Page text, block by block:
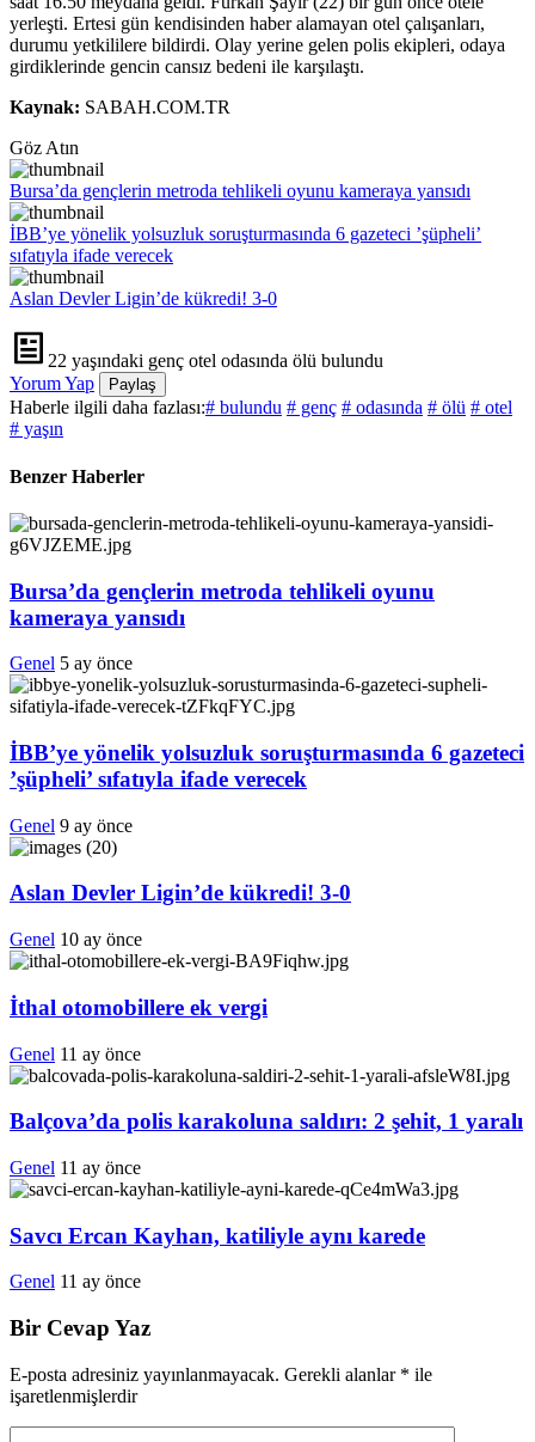
yerleşti. Ertesi gün kendisinden haber alamayan otel çalışanları,
durumu yetkililere bildirdi. Olay yerine gelen polis ekipleri, odaya
girdiklerinde gencin cansız bedeni ile karşılaştı.
Kaynak: SABAH.COM.TR
Göz Atın
Bursa’da gençlerin metroda tehlikeli oyunu kameraya yansıdı
İBB’ye yönelik yolsuzluk soruşturmasında 6 gazeteci ’şüpheli’
sıfatıyla ifade verecek
Aslan Devler Ligin’de kükredi! 3-0
22 yaşındaki genç otel odasında ölü bulundu
Yorum Yap
Paylaş
Haberle ilgili daha fazlası:# bulundu # genç # odasında # ölü # otel
# yaşın
Benzer Haberler
Bursa’da gençlerin metroda tehlikeli oyunu
kameraya yansıdı
Genel 5 ay önce
İBB’ye yönelik yolsuzluk soruşturmasında 6 gazeteci
’şüpheli’ sıfatıyla ifade verecek
Genel 9 ay önce
Aslan Devler Ligin’de kükredi! 3-0
Genel 10 ay önce
İthal otomobillere ek vergi
Genel 11 ay önce
Balçova’da polis karakoluna saldırı: 2 şehit, 1 yaralı
Genel 11 ay önce
Savcı Ercan Kayhan, katiliyle aynı karede
Genel 11 ay önce
Bir Cevap Yaz
E-posta adresiniz yayınlanmayacak. Gerekli alanlar * ile
işaretlenmişlerdir